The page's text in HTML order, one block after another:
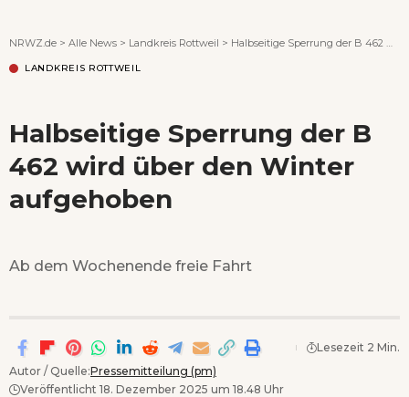
NRWZ.de > Alle News > Landkreis Rottweil > Halbseitige Sperrung der B 462 wird über den Winter aufgehoben
LANDKREIS ROTTWEIL
Halbseitige Sperrung der B
462 wird über den Winter
aufgehoben
Ab dem Wochenende freie Fahrt
Autor / Quelle:Pressemitteilung (pm)
Veröffentlicht 18. Dezember 2025 um 18.48 Uhr
Lesezeit 2 Min.